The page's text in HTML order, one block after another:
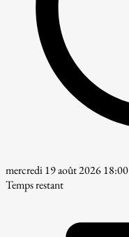
mercredi 19 août 2026 18:00
Temps restant